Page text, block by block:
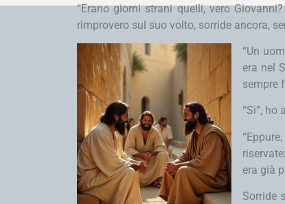
“Erano giorni strani quelli, vero
rimprovero sul suo volto, sorride ancora,
“Un
era nel
sempre
“Sì”, ho
era già
Sorride